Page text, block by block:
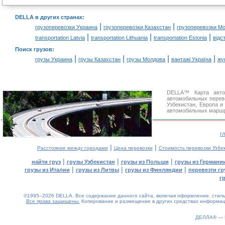
DELLA в других странах:
грузоперевозки Украина
грузоперевозки Казахстан
грузоперевозки
transportation Latvia
transportation Lithuania transportation Estonia
Поиск грузов:
грузы Украина
грузы Казахстан грузы Молдова вантажі Україна
DELLA™ Карта
автомобильных
Узбекистан, Европа
автомобильных
Расстояние между городами | Цена перевозки | Стоимость перевозки
найти груз| грузы Узбекистан | грузы из Польши | грузы из
грузы из Италии | грузы из Литвы | грузы из Финляндии | перевезти
©1995–2026 DELLA. Все содержание данного сайта, включая оформление,
Все права защищены. Копирование и размещение в других средствах
ДЕЛЛА® —